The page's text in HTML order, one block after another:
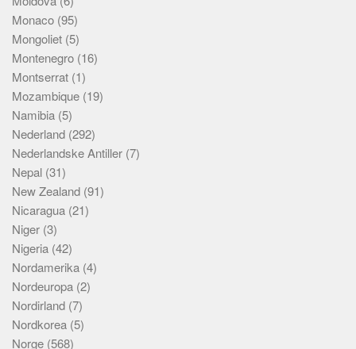
Monaco (95)
Mongoliet (5)
Montenegro (16)
Montserrat (1)
Mozambique (19)
Namibia (5)
Nederland (292)
Nederlandske Antiller (7)
Nepal (31)
New Zealand (91)
Nicaragua (21)
Niger (3)
Nigeria (42)
Nordamerika (4)
Nordeuropa (2)
Nordirland (7)
Nordkorea (5)
Norge (568)